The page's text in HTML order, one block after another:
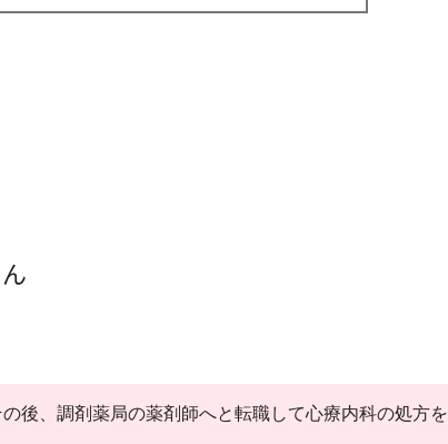
後、調剤薬局の薬剤師へと転職して心療内科の処方を